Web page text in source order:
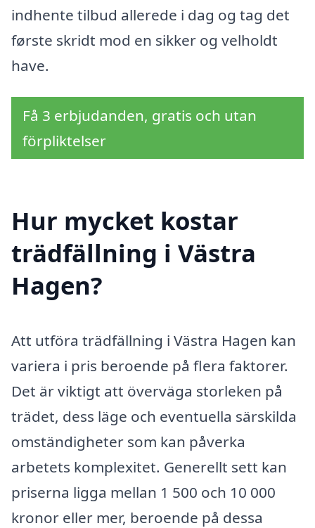
indhente tilbud allerede i dag og tag det
første skridt mod en sikker og velholdt
have.
Få 3 erbjudanden, gratis och utan
förpliktelser
Hur mycket kostar
trädfällning i Västra
Hagen?
Att utföra trädfällning i Västra Hagen kan
variera i pris beroende på flera faktorer.
Det är viktigt att överväga storleken på
trädet, dess läge och eventuella särskilda
omständigheter som kan påverka
arbetets komplexitet. Generellt sett kan
priserna ligga mellan 1 500 och 10 000
kronor eller mer, beroende på dessa